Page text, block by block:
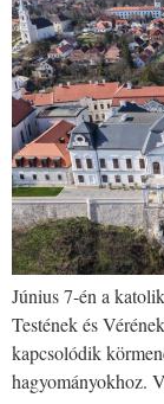
Június 7-én a
Testének és
kapcsolódik
hagyományokhoz.